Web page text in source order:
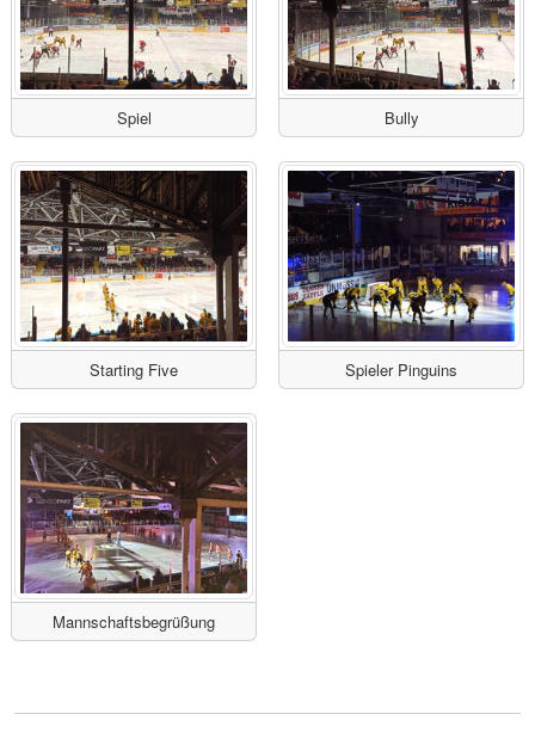
Spiel Bully
Starting Five Spieler Pinguins
Mannschaftsbegrüßung